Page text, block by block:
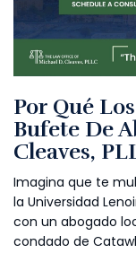
Por Qué
Bufete De
Cleaves,
Imagina que te
la Universidad
con un abogado
condado de